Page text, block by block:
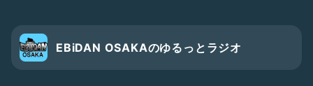
EBiDAN OSAKAのゆるっとラジオ